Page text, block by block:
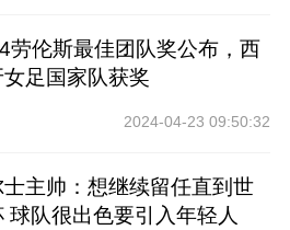
劳伦斯最佳团队奖公布，西
足国家队获奖
2024-04-23 09:50:32
士主帅：想继续留任直到世
球队很出色要引入年轻人